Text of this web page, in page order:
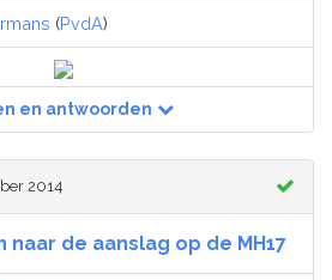
(PvdA)
en antwoorden
2014
de aanslag op de MH17